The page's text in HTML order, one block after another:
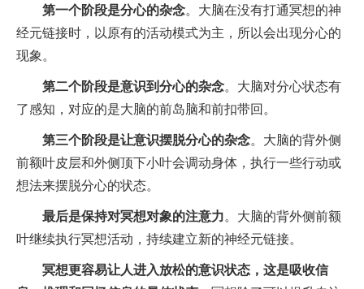
第一个阶段是分心的杂念。大脑在没有打通冥想的神
经元链接时，以原有的活动模式为主，所以会出现分心的
现象。
第二个阶段是意识到分心的杂念。大脑对分心状态有
了感知，对应的是大脑的前岛脑和前扣带回。
第三个阶段是让意识摆脱分心的杂念。大脑的背外侧
前额叶皮层和外侧顶下小叶会调动身体，执行一些行动或
想法来摆脱分心的状态。
最后是保持对冥想对象的注意力。大脑的背外侧前额
叶继续执行冥想活动，持续建立新的神经元链接。
冥想更容易让人进入放松的意识状态，这是吸收信